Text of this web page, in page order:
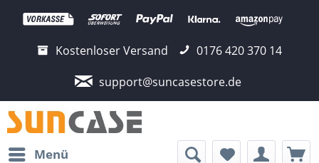
Kostenloser Versand
0176 420 370 14
support@suncasestore.de
Menü